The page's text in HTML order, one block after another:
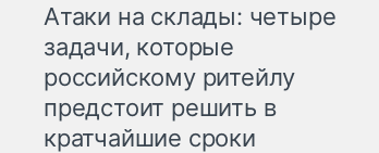
Атаки на склады: четыре
задачи, которые
российскому ритейлу
предстоит решить в
кратчайшие сроки